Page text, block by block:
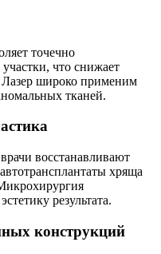
точечно
участки, что снижает
Лазер широко применим
тканей.
восстанавливают
хряща
результата.
конструкций